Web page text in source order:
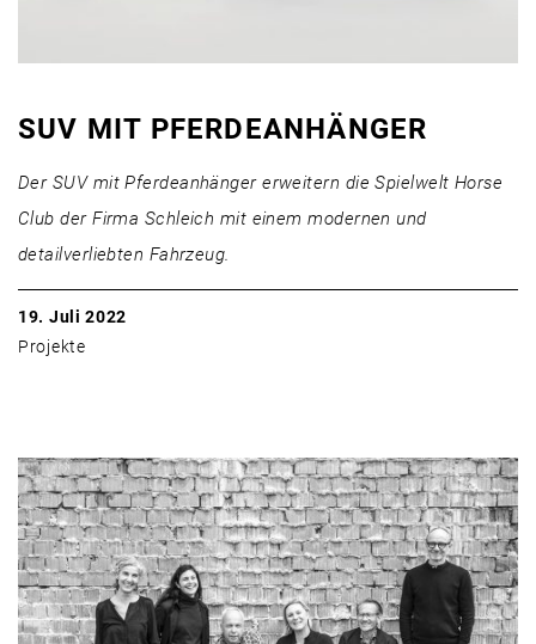
SUV MIT PFERDEANHÄNGER
Der SUV mit Pferdeanhänger erweitern die Spielwelt Horse
Club der Firma Schleich mit einem modernen und
detailverliebten Fahrzeug.
19. Juli 2022
Projekte